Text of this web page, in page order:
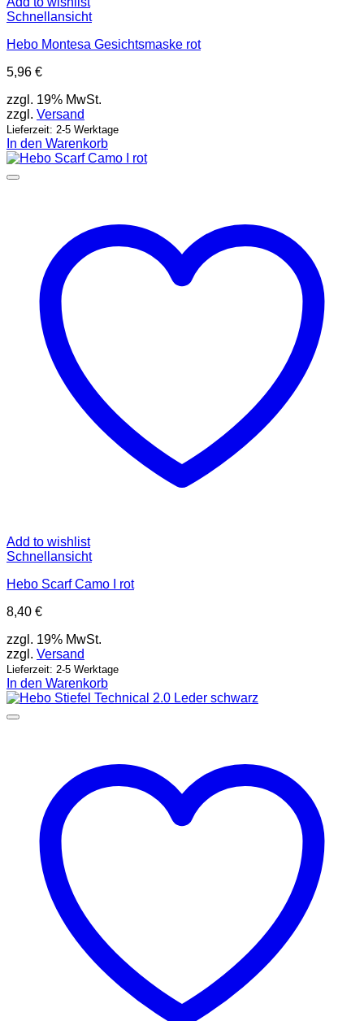
Schnellansicht
Hebo Montesa Gesichtsmaske rot
5,96 €
zzgl. 19% MwSt.
zzgl. Versand
Lieferzeit: 2-5 Werktage
In den Warenkorb
Add to wishlist
Schnellansicht
Hebo Scarf Camo I rot
8,40 €
zzgl. 19% MwSt.
zzgl. Versand
Lieferzeit: 2-5 Werktage
In den Warenkorb